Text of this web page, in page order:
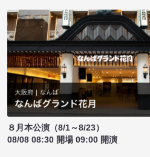
８月本公演（8/1～8/23）
08/08 08:30 開場 09:00 開演